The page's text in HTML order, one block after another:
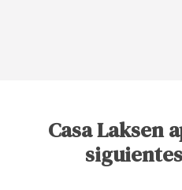
Casa Laksen